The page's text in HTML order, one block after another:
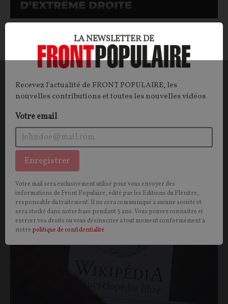
d'un mythe politico-médiatique
Dans ces tribunaux médiatiques où l'accusé n'est pas
autorisé à se défendre, l'affaire est déjà entendue :
Michel Onfray serait devenu d'extrême droite. Mais le
et véritablement socialiste, n'a pas dit son dernier
mot. Mise au point.
Michel ONFRAY,Maxime LE NAGARD
SOCIÉTÉWIKIPÉDIA
LA NEWSLETTER DE
Recevez l'actualité de FRONT POPULAIRE, les
nouvelles contributions et toutes les nouvelles vidéos
Votre email
Enregistrer
Votre mail sera exclusivement utilisé pour vous envoyer des
informations de Front Populaire, édité par les Editions du Plénitre,
responsable du traitement. Il ne sera communiqué à aucune société et
sera stocké dans notre base pendant 3 ans. Vous pouvez connaître et
exercer vos droits ou vous désinscrire à tout moment conformément à
notre politique de confidentialité